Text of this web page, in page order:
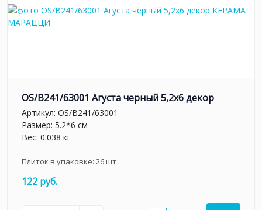
OS/B241/63001 Агуста черный 5,2х6 декор
Артикул: OS/B241/63001
Размер: 5.2*6 см
Вес: 0.038 кг
Плиток в упаковке: 26шт
122 руб.